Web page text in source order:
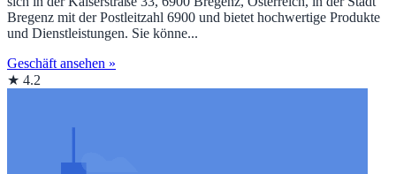
Bregenz mit der Postleitzahl 6900 und bietet hochwertige Produkte
und Dienstleistungen. Sie könne...
Geschäft ansehen »
★ 4.2